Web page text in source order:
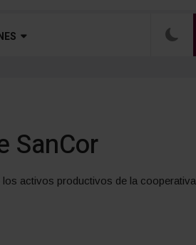
SanCor
activos productivos de la cooperativa